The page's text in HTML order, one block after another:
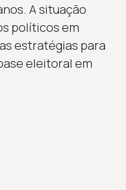
A situação
políticos em
estratégias para
eleitoral em